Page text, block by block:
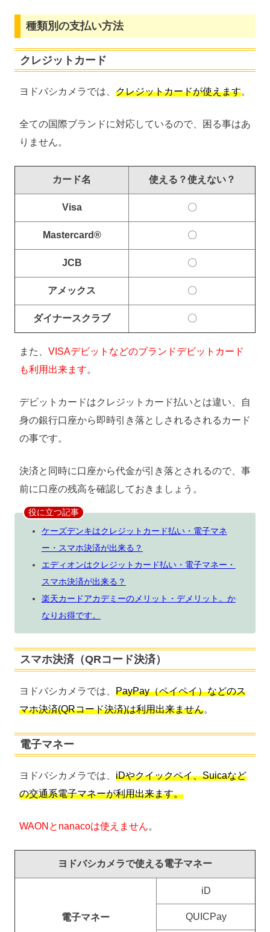
種類別の支払い方法
クレジットカード
ヨドバシカメラでは、 クレジットカードが使えます。
全ての国際ブランドに対応しているので、困る事はあ
りません。
カード名 使える？使えない？
Visa 〇
Mastercard® 〇
JCB 〇
アメックス 〇
ダイナースクラブ 〇
また、 VISAデビットなどのブランドデビットカード
も利用出来ます。
デビットカードはクレジットカード払いとは違い、自
身の銀行口座から即時引き落としされるされるカード
の事です。
決済と同時に口座から代金が引き落とされるので、事
前に口座の残高を確認しておきましょう。
役に立つ記事
ケーズデンキはクレジットカード払い・電子マネ
ー・スマホ決済が出来る？
エディオンはクレジットカード払い・電子マネー・
スマホ決済が出来る？
楽天カードアカデミーのメリット・デメリット。か
なりお得です。
スマホ決済（QRコード決済）
ヨドバシカメラでは、 PayPay（ペイペイ）などのス
マホ決済(QRコード決済)は利用出来ません。
電子マネー
ヨドバシカメラでは、 iDやクイックペイ、Suicaなど
の交通系電子マネーが利用出来ます。
WAONとnanacoは使えません。
ヨドバシカメラで使える電子マネー
電子マネー
iD
QUICPay